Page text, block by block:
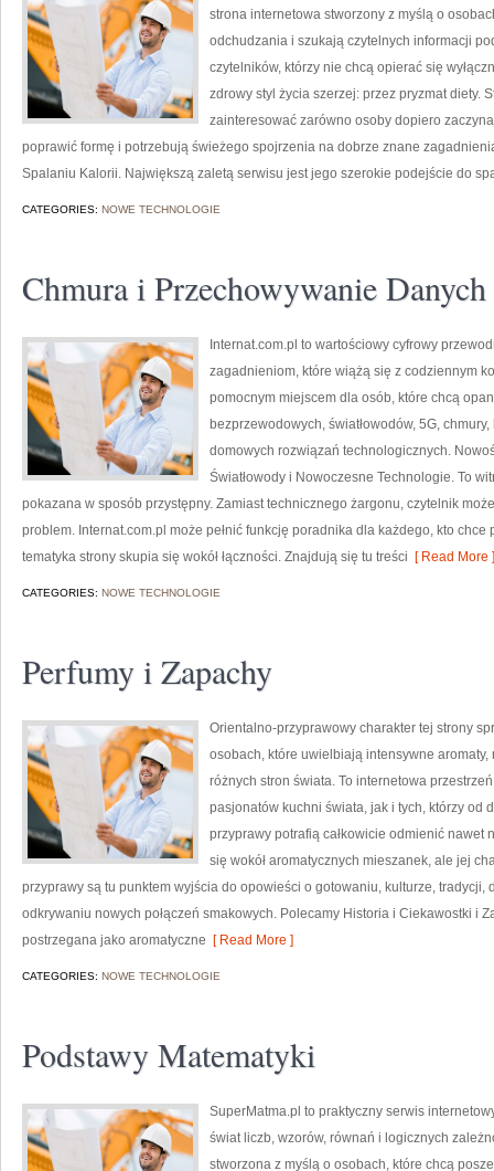
strona internetowa stworzony z myślą o
odchudzania i szukają czytelnych informacji
czytelników, którzy nie chcą opierać się
zdrowy styl życia szerzej: przez pryzmat diety.
zainteresować zarówno osoby dopiero
poprawić formę i potrzebują świeżego spojrzenia na dobrze znane
Spalaniu Kalorii. Największą zaletą serwisu jest jego szerokie podejście do
CATEGORIES: NOWE TECHNOLOGIE
Chmura i Przechowywanie Danych
Internat.com.pl to wartościowy cyfrowy
zagadnieniom, które wiążą się z codziennym
pomocnym miejscem dla osób, które chcą
bezprzewodowych, światłowodów, 5G,
domowych rozwiązań technologicznych.
Światłowody i Nowoczesne Technologie. To
pokazana w sposób przystępny. Zamiast technicznego żargonu, czytelnik
problem. Internat.com.pl może pełnić funkcję poradnika dla każdego, kto chce
tematyka strony skupia się wokół łączności. Znajdują się tu treści [ Read More ]
CATEGORIES: NOWE TECHNOLOGIE
Perfumy i Zapachy
Orientalno-przyprawowy charakter tej strony
osobach, które uwielbiają intensywne
różnych stron świata. To internetowa
pasjonatów kuchni świata, jak i tych, którzy od
przyprawy potrafią całkowicie odmienić nawet
się wokół aromatycznych mieszanek, ale jej
przyprawy są tu punktem wyjścia do opowieści o gotowaniu, kulturze, tradycji,
odkrywaniu nowych połączeń smakowych. Polecamy Historia i Ciekawostki i
postrzegana jako aromatyczne [ Read More ]
CATEGORIES: NOWE TECHNOLOGIE
Podstawy Matematyki
SuperMatma.pl to praktyczny serwis
świat liczb, wzorów, równań i logicznych
stworzona z myślą o osobach, które chcą